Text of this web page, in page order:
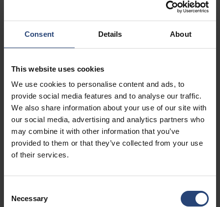
Consent Details About
This website uses cookies
We use cookies to personalise content and ads, to
provide social media features and to analyse our traffic.
We also share information about your use of our site with
our social media, advertising and analytics partners who
may combine it with other information that you’ve
provided to them or that they’ve collected from your use
of their services.
Selection
Necessary
Kontakt
USA - Nefab Packaging North LLC -
Hanover Park, IL 60133
+1 630-451-5345 x50103
Vis på kart
Kontakt
USA - Nefab Packaging North LLC -